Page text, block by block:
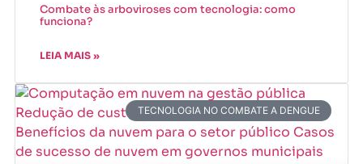
Combate às arboviroses com tecnologia: como
funciona?
LEIA MAIS »
TECNOLOGIA NO COMBATE A DENGUE